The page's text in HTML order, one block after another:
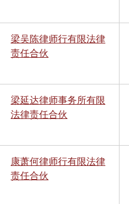
梁吴陈律师行有限法律
责任合伙
梁延达律师事务所有限
法律责任合伙
康萧何律师行有限法律
责任合伙